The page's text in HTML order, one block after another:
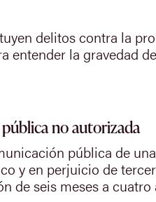
delitos contra la
la gravedad
no autorizada
pública de
y en perjuicio de
de seis meses a